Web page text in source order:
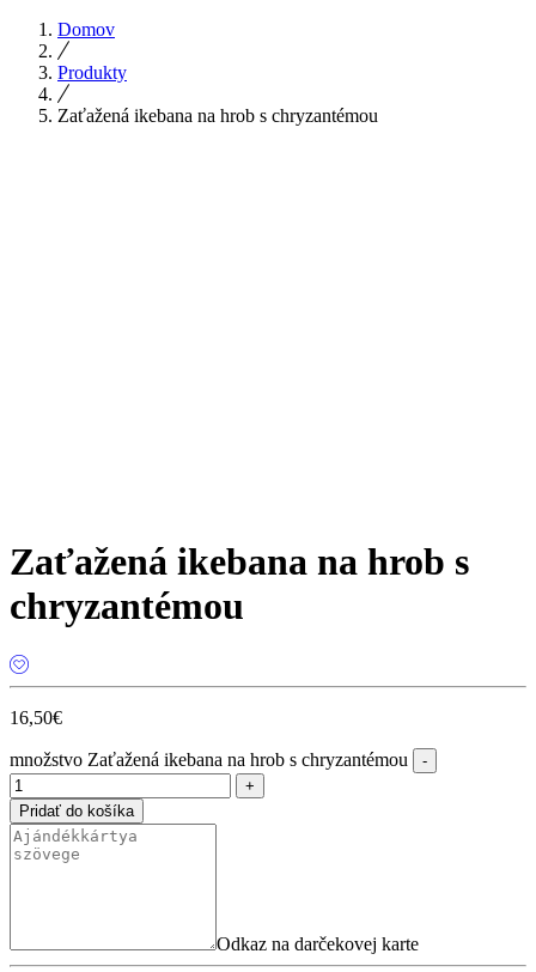
Domov
Produkty
Zaťažená ikebana na hrob s chryzantémou
Zaťažená ikebana na hrob s
chryzantémou
16,50€
množstvo Zaťažená ikebana na hrob s chryzantémou
Pridať do košíka
Odkaz na darčekovej karte